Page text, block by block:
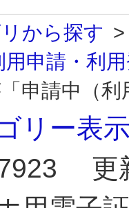
から探す >
用申請・利
申請中（
リー表示
更